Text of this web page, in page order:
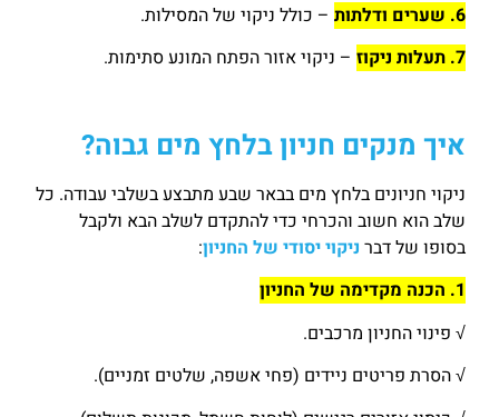
6. שערים ודלתות
– כולל ניקוי של המסילות.
7. תעלות ניקוז
– ניקוי אזור הפתח המונע סתימות.
איך מנקים חניון בלחץ מים גבוה?
ניקוי חניונים בלחץ מים בבאר שבע מתבצע בשלבי עבודה. כל
שלב הוא חשוב והכרחי כדי להתקדם לשלב הבא ולקבל
בסופו של דבר ניקוי יסודי של החניון:
1. הכנה מקדימה של החניון
√ פינוי החניון מרכבים.
√ הסרת פריטים ניידים (פחי אשפה, שלטים זמניים).